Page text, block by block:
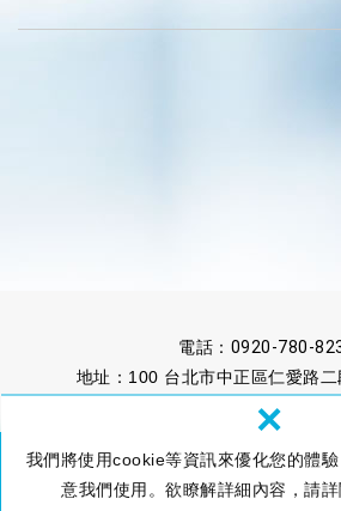
我們將使用cookie等資訊來優化您的體
意我們使用。欲瞭解詳細內容，請詳
×
電話：0920-780-
地址：100 台北市中正區仁愛路
信箱：sales@findinno.com ;
© 原想創新股份有限公司 隱私權政策